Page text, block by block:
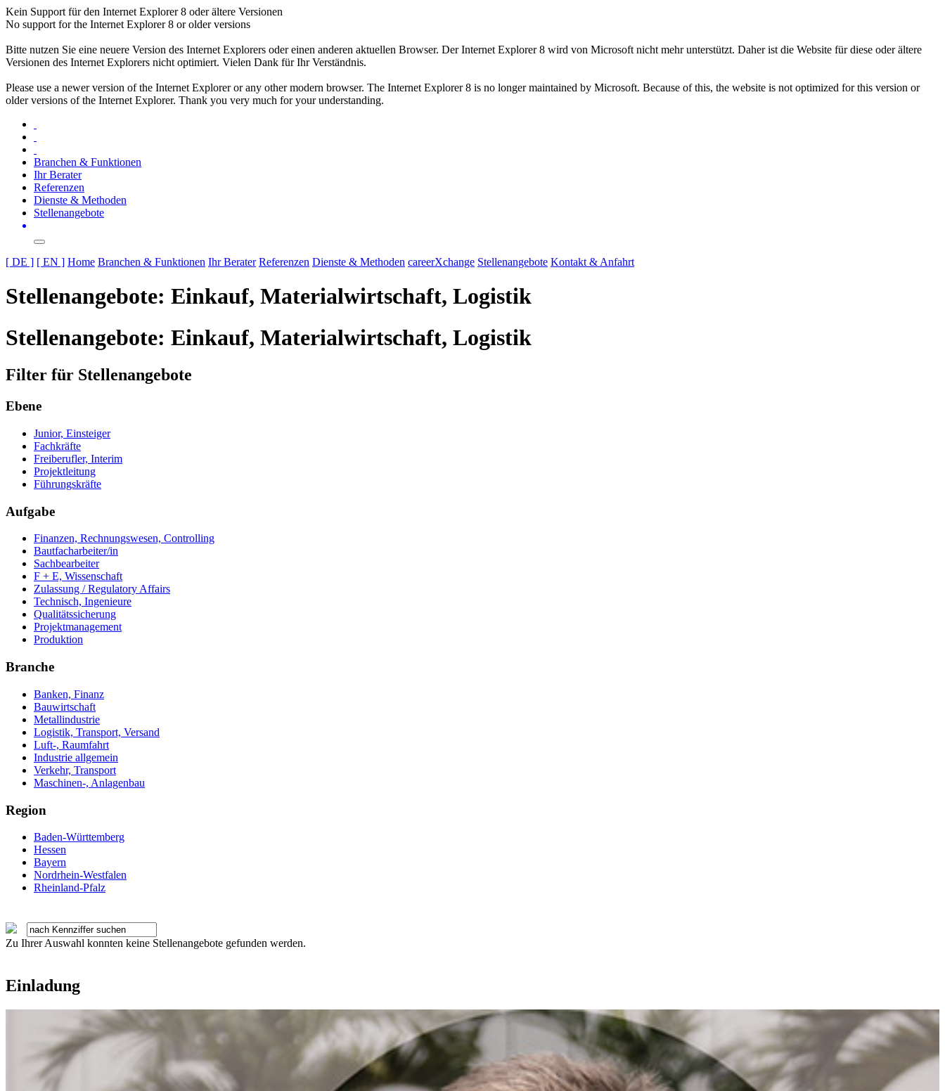
Kein Support für den Internet Explorer 8 oder ältere Versionen
No support for the Internet Explorer 8 or older versions
Bitte nutzen Sie eine neuere Version des Internet Explorers oder einen anderen aktuellen Browser. Der Internet Explorer 8 wird von Microsoft nicht mehr unterstützt. Daher ist die Website für diese oder ältere
Versionen des Internet Explorers nicht optimiert. Vielen Dank für Ihr Verständnis.
Please use a newer version of the Internet Explorer or any other modern browser. The Internet Explorer 8 is no longer maintained by Microsoft. Because of this, the website is not optimized for this version or
older versions of the Internet Explorer. Thank you very much for your understanding.
Branchen & Funktionen
Ihr Berater
Referenzen
Dienste & Methoden
Stellenangebote
[ DE ] [ EN ] Home Branchen & Funktionen Ihr Berater Referenzen Dienste & Methoden careerXchange Stellenangebote Kontakt & Anfahrt
Stellenangebote: Einkauf, Materialwirtschaft, Logistik
Stellenangebote: Einkauf, Materialwirtschaft, Logistik
Filter für Stellenangebote
Ebene
Junior, Einsteiger
Fachkräfte
Freiberufler, Interim
Projektleitung
Führungskräfte
Aufgabe
Finanzen, Rechnungswesen, Controlling
Bautfacharbeiter/in
Sachbearbeiter
F + E, Wissenschaft
Zulassung / Regulatory Affairs
Technisch, Ingenieure
Qualitätssicherung
Projektmanagement
Produktion
Branche
Banken, Finanz
Bauwirtschaft
Metallindustrie
Logistik, Transport, Versand
Luft-, Raumfahrt
Industrie allgemein
Verkehr, Transport
Maschinen-, Anlagenbau
Region
Baden-Württemberg
Hessen
Bayern
Nordrhein-Westfalen
Rheinland-Pfalz
Zu Ihrer Auswahl konnten keine Stellenangebote gefunden werden.
Einladung